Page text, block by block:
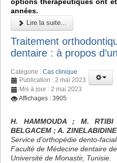
options thérapeutiques ont
années.
Lire la suite...
Traitement
dentaire : à propos
Catégorie : Cas clinique
Publication : 2 mai 2023
Mis à jour : 2 mai 2023
Affichages : 3905
H. HAMMOUDA ; M.
BELGACEM ; A. ZINELABIDINE
Service d’orthopédie dento-
Faculté de Médecine dentaire
Université de Monastir, Tunisie.